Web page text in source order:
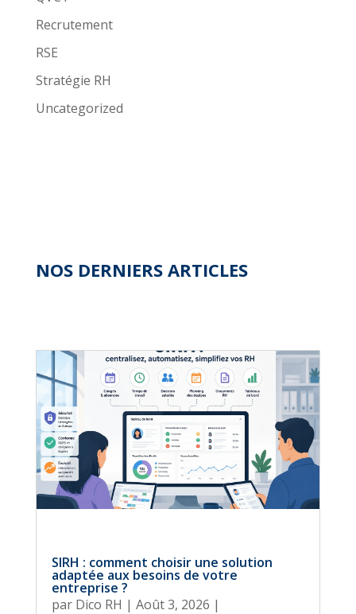
Recrutement
RSE
Stratégie RH
Uncategorized
NOS DERNIERS ARTICLES
SIRH : comment choisir une solution
adaptée aux besoins de votre
entreprise ?
par Dico RH | Août 3, 2026 |